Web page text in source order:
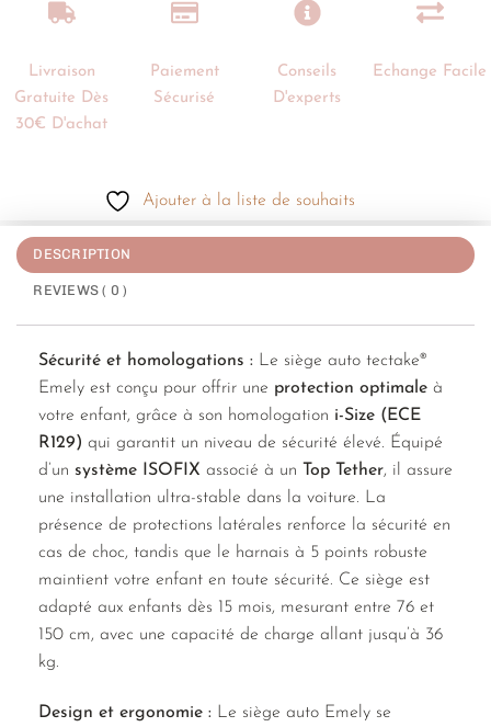
Livraison
Gratuite Dès
30€ D'achat
Paiement
Sécurisé
Conseils
D'experts
Echange Facile
Ajouter à la liste de souhaits
DESCRIPTION
REVIEWS ( 0 )
Sécurité et homologations : Le siège auto tectake®
Emely est conçu pour offrir une protection optimale à
votre enfant, grâce à son homologation i-Size (ECE
R129) qui garantit un niveau de sécurité élevé. Équipé
d’un système ISOFIX associé à un Top Tether, il assure
une installation ultra-stable dans la voiture. La
présence de protections latérales renforce la sécurité en
cas de choc, tandis que le harnais à 5 points robuste
maintient votre enfant en toute sécurité. Ce siège est
adapté aux enfants dès 15 mois, mesurant entre 76 et
150 cm, avec une capacité de charge allant jusqu’à 36
kg.
Design et ergonomie : Le siège auto Emely se